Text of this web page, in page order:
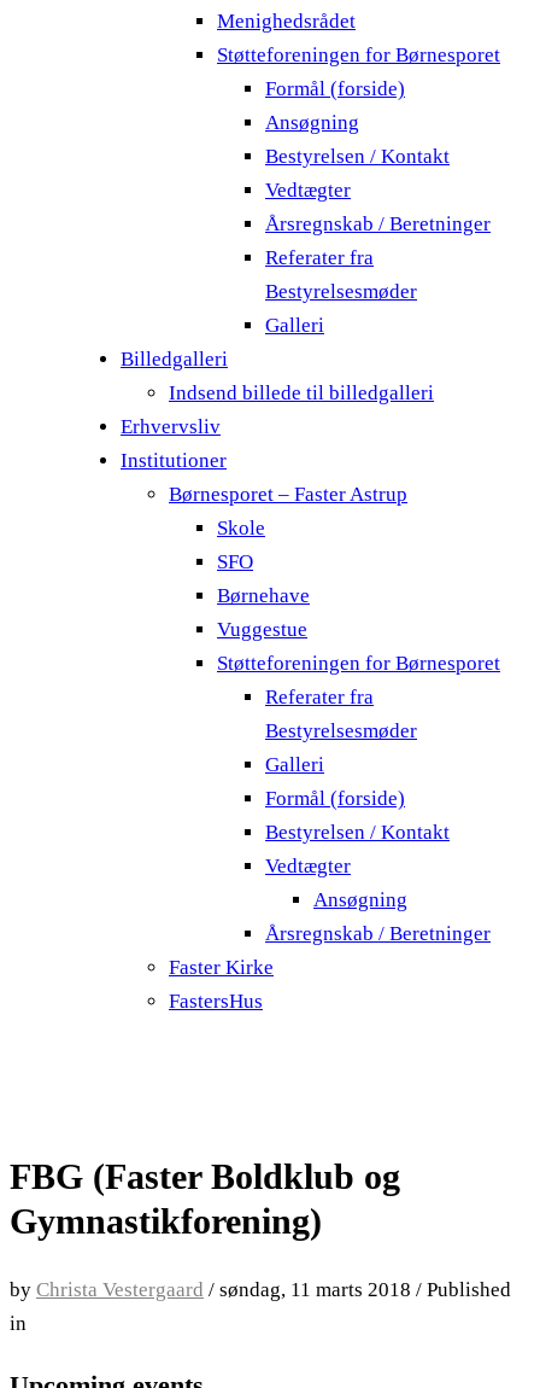
Menighedsrådet
Støtteforeningen for Børnesporet
Formål (forside)
Ansøgning
Bestyrelsen / Kontakt
Vedtægter
Årsregnskab / Beretninger
Referater fra
Bestyrelsesmøder
Galleri
Billedgalleri
Indsend billede til billedgalleri
Erhvervsliv
Institutioner
Børnesporet – Faster Astrup
Skole
SFO
Børnehave
Vuggestue
Støtteforeningen for Børnesporet
Referater fra
Bestyrelsesmøder
Galleri
Formål (forside)
Bestyrelsen / Kontakt
Vedtægter
Ansøgning
Årsregnskab / Beretninger
Faster Kirke
FastersHus
FBG (Faster Boldklub og
Gymnastikforening)
by Christa Vestergaard / søndag, 11 marts 2018 / Published
in